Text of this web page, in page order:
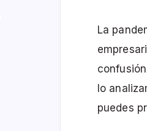
La
lo
puedes